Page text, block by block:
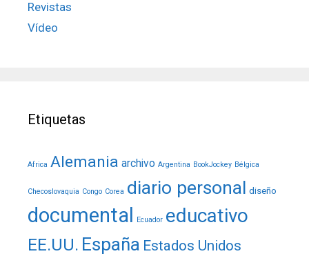
Revistas
Vídeo
Etiquetas
Africa Alemania archivo Argentina BookJockey Bélgica
Checoslovaquia Congo Corea diario personal diseño
documental Ecuador educativo
EE.UU. España Estados Unidos